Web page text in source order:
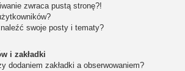
zwraca pustą stronę?!
swoje posty i tematy?
i zakładki
dodaniem zakładki a obserwowaniem?